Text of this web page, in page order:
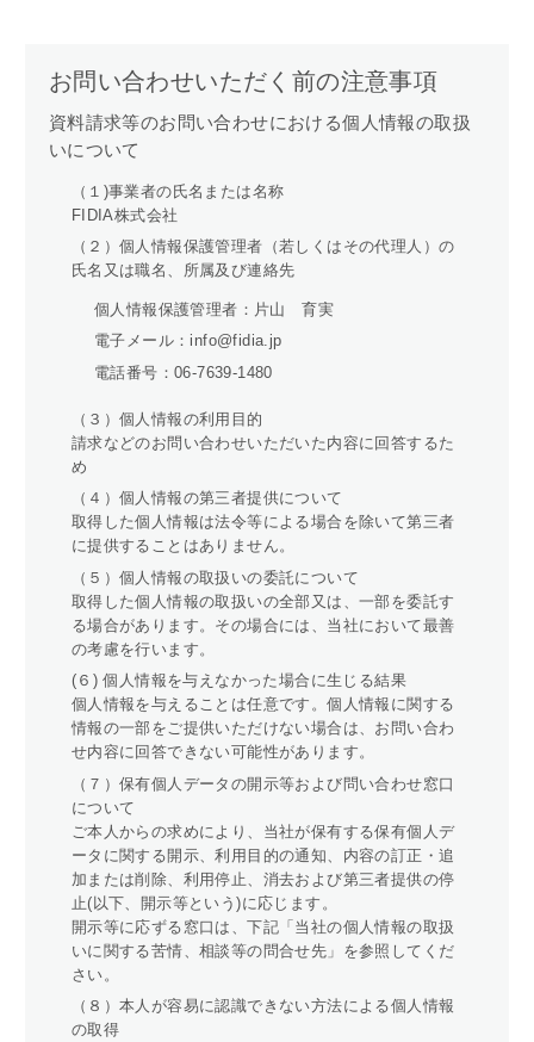
お問い合わせいただく前の注意事項
資料請求等のお問い合わせにおける個人情報の取扱
いについて
（１)事業者の氏名または名称
FIDIA株式会社
（２）個人情報保護管理者（若しくはその代理人）の
氏名又は職名、所属及び連絡先
個人情報保護管理者：片山 育実
電子メール：info@fidia.jp
電話番号：06-7639-1480
（３）個人情報の利用目的
請求などのお問い合わせいただいた内容に回答するた
め
（４）個人情報の第三者提供について
取得した個人情報は法令等による場合を除いて第三者
に提供することはありません。
（５）個人情報の取扱いの委託について
取得した個人情報の取扱いの全部又は、一部を委託す
る場合があります。その場合には、当社において最善
の考慮を行います。
(６) 個人情報を与えなかった場合に生じる結果
個人情報を与えることは任意です。個人情報に関する
情報の一部をご提供いただけない場合は、お問い合わ
せ内容に回答できない可能性があります。
（７）保有個人データの開示等および問い合わせ窓口
について
ご本人からの求めにより、当社が保有する保有個人デ
ータに関する開示、利用目的の通知、内容の訂正・追
加または削除、利用停止、消去および第三者提供の停
止(以下、開示等という)に応じます。
開示等に応ずる窓口は、下記「当社の個人情報の取扱
いに関する苦情、相談等の問合せ先」を参照してくだ
さい。
（８）本人が容易に認識できない方法による個人情報
の取得